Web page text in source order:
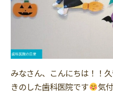
みなさん、こんにちは！！
きのした歯科医院です
気